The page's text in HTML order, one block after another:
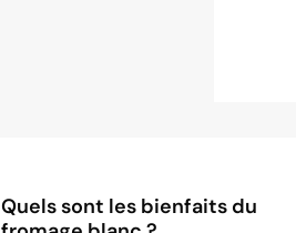
Quels sont les bienfaits du